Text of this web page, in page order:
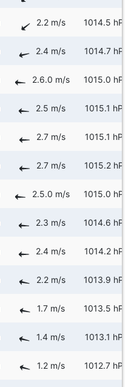
2.2 m/s 1014.5 hPa
2.4 m/s 1014.7 hPa
2.6.0 m/s 1015.0 hPa
2.5 m/s 1015.1 hPa
2.7 m/s 1015.1 hPa
2.7 m/s 1015.2 hPa
2.5.0 m/s 1015.0 hPa
2.3 m/s 1014.6 hPa
2.4 m/s 1014.2 hPa
2.2 m/s 1013.9 hPa
1.7 m/s 1013.5 hPa
1.4 m/s 1013.1 hPa
1.2 m/s 1012.7 hPa